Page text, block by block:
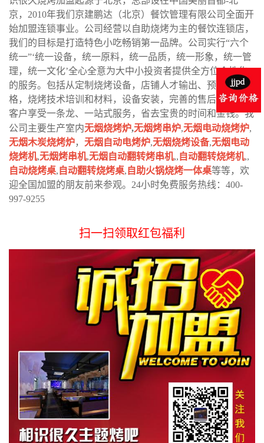
京，2010年我们京建鹏达（北京）餐饮管理有限公司全面开
始加盟连锁事业。公司经营以自助烧烤为主的餐饮连锁店，
我们的目标是打造特色小吃畅销第一品牌。公司实行“六个
统一”‘统一设备，统一原料，统一品质，统一形象，统一管
理，统一文化’全心全意为大中小投资者提供全方位个性化
的服务。包括从定制烧烤设备，店铺人才输出、预算装修风
格，烧烤技术培训和材料，设备安装，完善的售后服务，让
客户享受一条龙、一站式服务，省去宝贵的时间和金钱。我
公司主要生产室内无烟烧烤炉,无烟烤串炉,无烟电动烧烤炉,
无烟木炭烧烤炉， 无烟自动电烤炉,无烟烧烤设备,无烟电动
烧烤机,无烟烤串机,无烟自动翻转烤串机,, 自动翻转烧烤机,,
自动烧烤桌, 自动翻转烧烤桌, 自助火锅烧烤一体桌等等，欢
迎全国加盟的朋友前来参观。24小时免费服务热线：400-
997-9255
扫一扫领取红包福利